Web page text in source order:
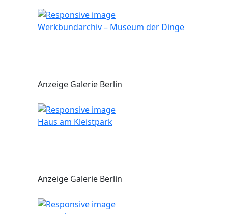
Werkbundarchiv – Museum der Dinge
Anzeige Galerie Berlin
Haus am Kleistpark
Anzeige Galerie Berlin